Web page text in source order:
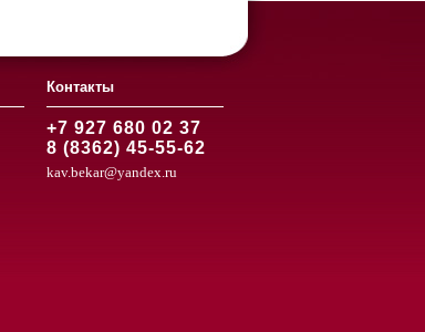
Контакты
+7 927 680 02 37
8 (8362) 45-55-62
kav.bekar@yandex.ru